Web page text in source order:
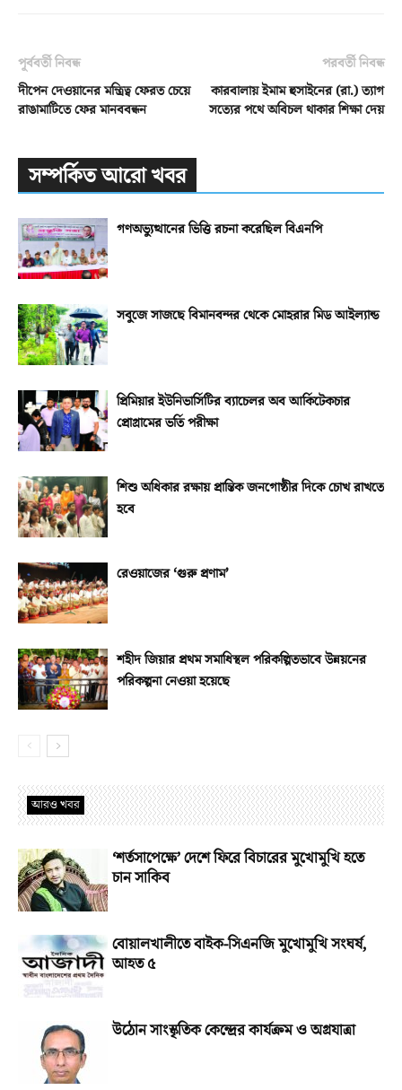
পূর্ববর্তী নিবন্ধ
দীপেন দেওয়ানের মন্ত্রিত্ব ফেরত চেয়ে
রাঙামাটিতে ফের মানববন্ধন
পরবর্তী নিবন্ধ
কারবালায় ইমাম হুসাইনের (রা.) ত্যাগ
সত্যের পথে অবিচল থাকার শিক্ষা দেয়
সম্পর্কিত আরো খবর
গণঅভ্যুত্থানের ভিত্তি রচনা করেছিল বিএনপি
সবুজে সাজছে বিমানবন্দর থেকে মোহরার মিড আইল্যান্ড
প্রিমিয়ার ইউনিভার্সিটির ব্যাচেলর অব আর্কিটেকচার
প্রোগ্রামের ভর্তি পরীক্ষা
শিশু অধিকার রক্ষায় প্রান্তিক জনগোষ্ঠীর দিকে চোখ রাখতে
হবে
রেওয়াজের ‘গুরু প্রণাম’
শহীদ জিয়ার প্রথম সমাধিস্থল পরিকল্পিতভাবে উন্নয়নের
পরিকল্পনা নেওয়া হয়েছে
আরও খবর
‘শর্তসাপেক্ষে’ দেশে ফিরে বিচারের মুখোমুখি হতে
চান সাকিব
বোয়ালখালীতে বাইক-সিএনজি মুখোমুখি সংঘর্ষ,
আহত ৫
উঠোন সাংস্কৃতিক কেন্দ্রের কার্যক্রম ও অগ্রযাত্রা